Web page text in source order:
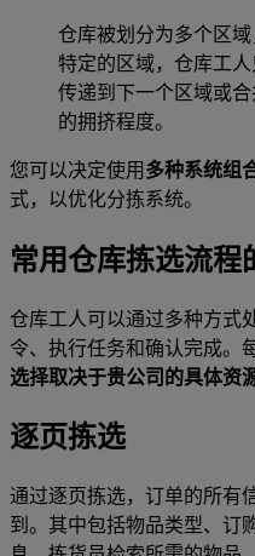
仓库被划分为多个区
特定的区域，仓库工
传递到下一个区域或
的拥挤程度。
您可以决定使用 多种系统组
式，以优化分拣系统。
常用仓库拣选流程
仓库工人可以通过多种方式
令、执行任务和确认完成。
选择取决于贵公司的具体资
逐页拣选
通过逐页拣选，订单的所有
到。其中包括物品类型、订